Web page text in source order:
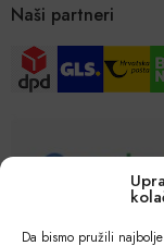
Da bismo pružili
Naši partneri